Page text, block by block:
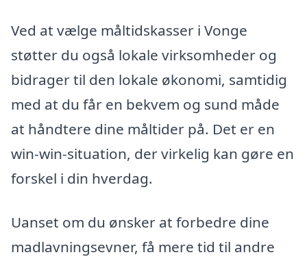
Ved at vælge måltidskasser i Vonge
støtter du også lokale virksomheder og
bidrager til den lokale økonomi, samtidig
med at du får en bekvem og sund måde
at håndtere dine måltider på. Det er en
win-win-situation, der virkelig kan gøre en
forskel i din hverdag.
Uanset om du ønsker at forbedre dine
madlavningsevner, få mere tid til andre